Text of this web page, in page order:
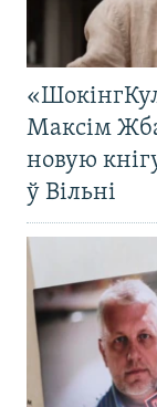
Максім
новую
ў Вільні